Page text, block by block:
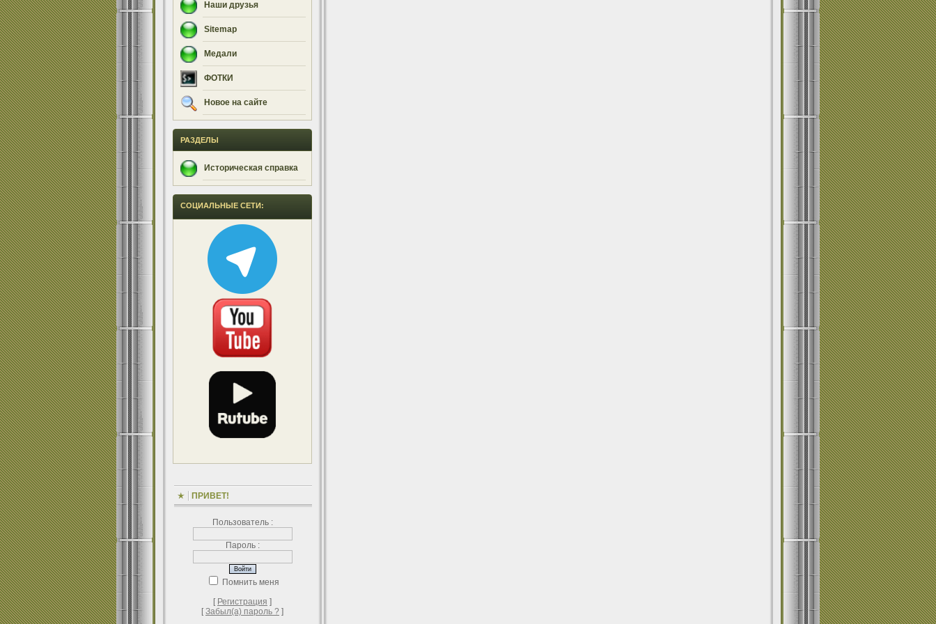
Наши друзья
Sitemap
Медали
ФОТКИ
Новое на сайте
РАЗДЕЛЫ
Историческая справка
СОЦИАЛЬНЫЕ СЕТИ:
ПРИВЕТ!
Пользователь :
Пароль :
Помнить меня
[ Регистрация ]
[Забыл(а) пароль ? ]